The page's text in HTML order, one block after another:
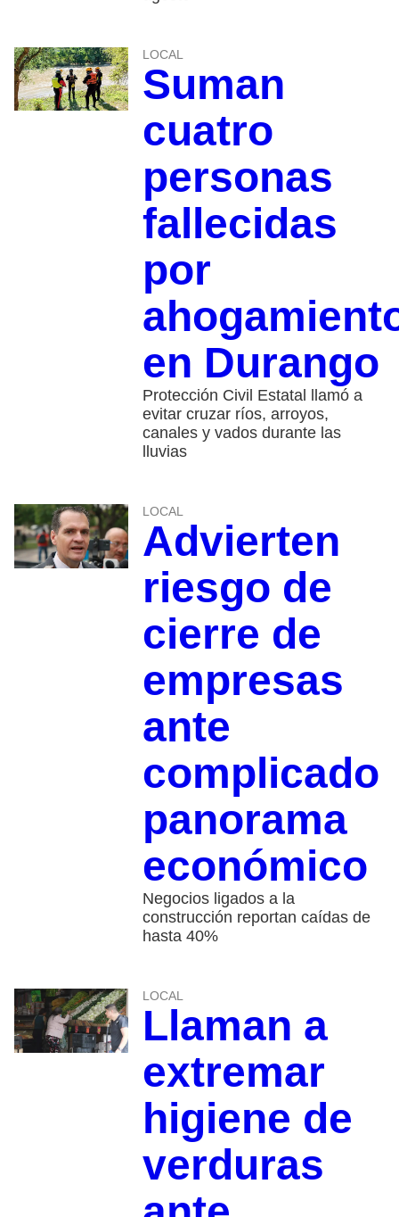
LOCAL
Suman
cuatro
personas
fallecidas
por
en Durango
Protección Civil Estatal llamó a
evitar cruzar ríos, arroyos,
canales y vados durante las
lluvias
LOCAL
Advierten
riesgo de
cierre de
empresas
ante
complicado
panorama
económico
Negocios ligados a la
construcción reportan caídas de
hasta 40%
LOCAL
Llaman a
extremar
higiene de
verduras